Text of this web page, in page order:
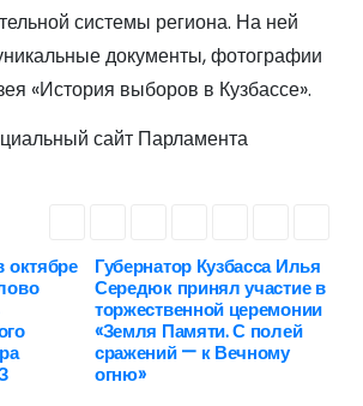
системы региона. На ней
документы, фотографии
«История выборов в Кузбассе».
сайт Парламента
Губернатор Кузбасса Илья
Середюк принял участие в
торжественной церемонии
«Земля Памяти. С полей
сражений — к Вечному
огню»